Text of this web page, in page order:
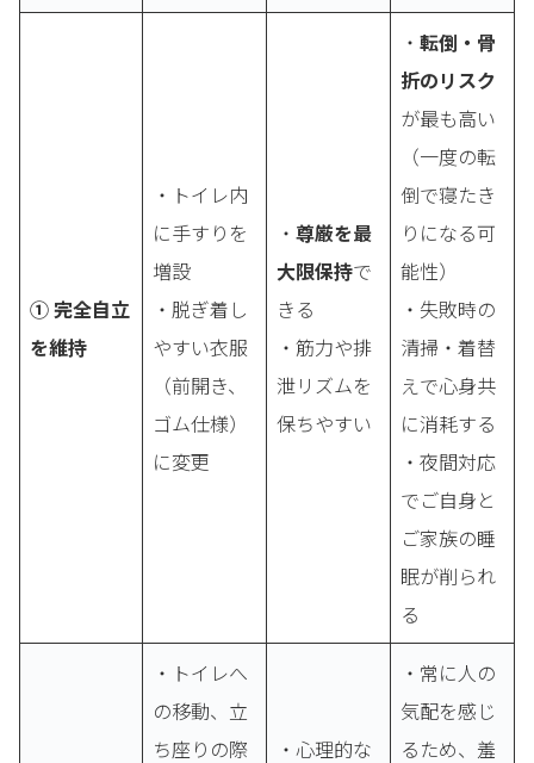
① 完全自立
を維持
・トイレ内
に手すりを
増設
・脱ぎ着し
やすい衣服
（前開き、
ゴム仕様）
に変更
・ 尊厳を最
大限保持で
きる
・筋力や排
泄リズムを
保ちやすい
・ 転倒・骨
折のリスク
が最も高い
（一度の転
倒で寝たき
りになる可
能性）
・失敗時の
清掃・着替
えで心身共
に消耗する
・夜間対応
でご自身と
ご家族の睡
眠が削られ
る
・トイレへ
の移動、立
ち座りの際
・心理的な
・常に人の
気配を感じ
るため、羞